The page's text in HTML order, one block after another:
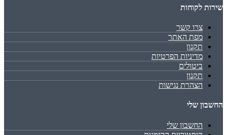
שירות לקוחות
צרו קשר
מפת האתר
תקנון
מדיניות הפרטיות
ביטולים
תקנון
הצהרת נגישות
החשבון שלי
החשבון שלי